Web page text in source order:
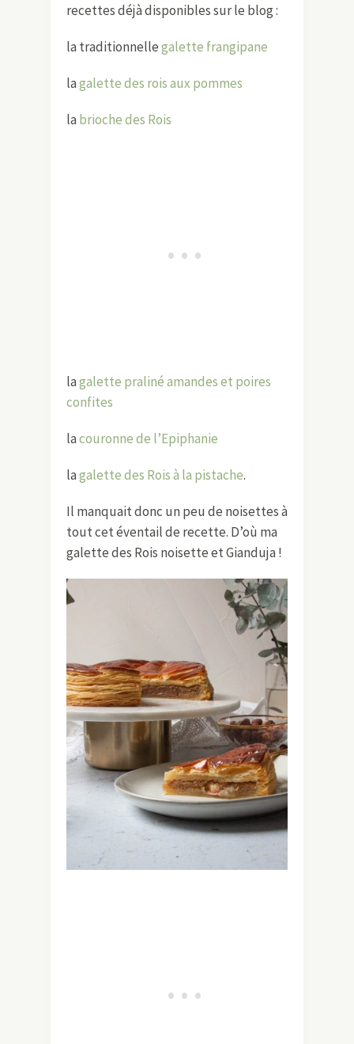
recettes déjà disponibles sur le blog :
la traditionnellegalette frangipane
lagalette des rois aux pommes
la brioche des Rois
lagalette praliné amandes et poires
confites
lacouronne de l’Epiphanie
lagalette des Rois à la pistache.
Il manquait donc un peu de noisettes à
tout cet éventail de recette. D’où ma
galette des Rois noisette et Gianduja !